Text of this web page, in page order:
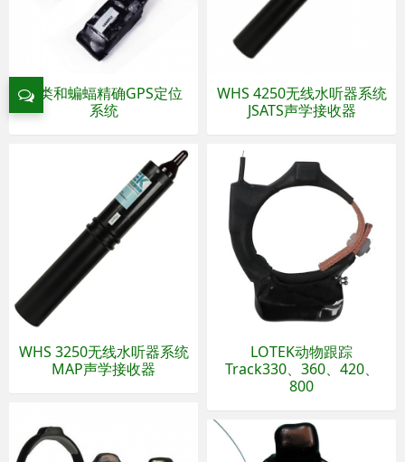
鸟类和蝙蝠精确GPS定位
系统
WHS 4250无线水听器系统
JSATS声学接收器
WHS 3250无线水听器系统
MAP声学接收器
LOTEK动物跟踪
Track330、360、420、
800